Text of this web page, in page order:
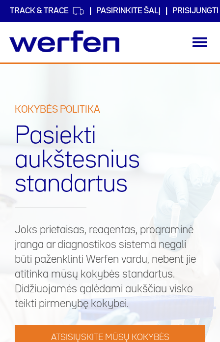
TRACK & TRACE PASIRINKITE ŠALĮ PRISIJUNGTI
KOKYBĖS POLITIKA
Pasiekti
aukštesnius
standartus
Joks prietaisas, reagentas, programinė
įranga ar diagnostikos sistema negali
būti paženklinti Werfen vardu, nebent jie
atitinka mūsų kokybės standartus.
Didžiuojamės galėdami aukščiau visko
teikti pirmenybę kokybei.
ATSISIŲSKITE MŪSŲ KOKYBĖS